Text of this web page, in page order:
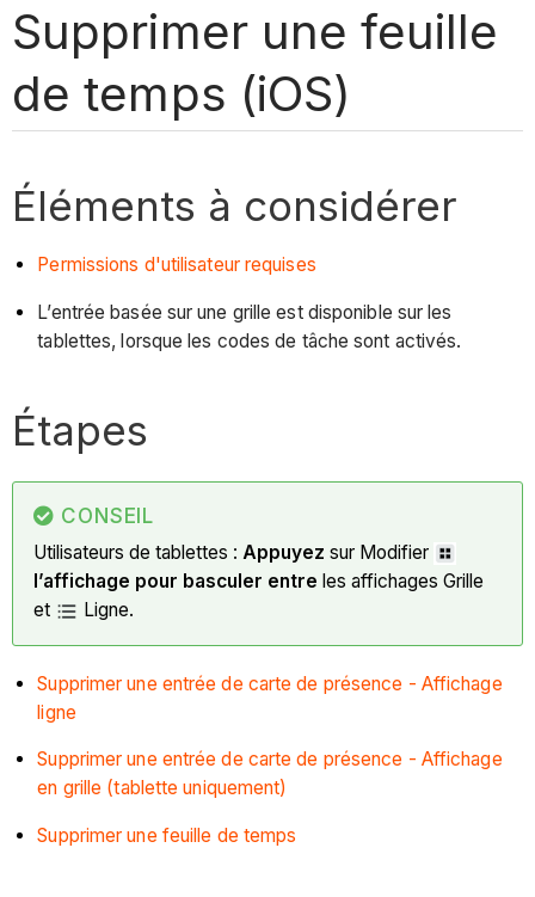
Supprimer une feuille
de temps (iOS)
Éléments à considérer
Permissions d'utilisateur requises
L’entrée basée sur une grille est disponible sur les
tablettes, lorsque les codes de tâche sont activés.
Étapes
CONSEIL
Utilisateurs de tablettes : Appuyez sur Modifier
l’affichage pour basculer entre les affichages Grille
et
Ligne.
Supprimer une entrée de carte de présence - Affichage
ligne
Supprimer une entrée de carte de présence - Affichage
en grille (tablette uniquement)
Supprimer une feuille de temps